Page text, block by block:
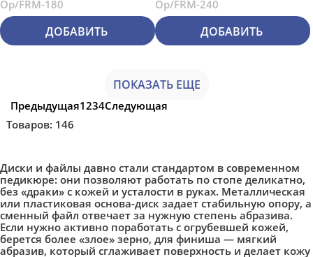
Op/FRM-180
ДОБАВИТЬ
Op/FRM-240
ДОБАВИТЬ
ПОКАЗАТЬ ЕЩЕ
Предыдущая1234Следующая
Товаров: 146
Диски и файлы давно стали стандартом в современном
педикюре: они позволяют работать по стопе деликатно,
без «драки» с кожей и усталости в руках. Металлическая
или пластиковая основа-диск задает стабильную опору, а
сменный файл отвечает за нужную степень абразива.
Если нужно активно поработать с огрубевшей кожей,
берется более «злое» зерно, для финиша — мягкий
абразив, который сглаживает поверхность и делает кожу